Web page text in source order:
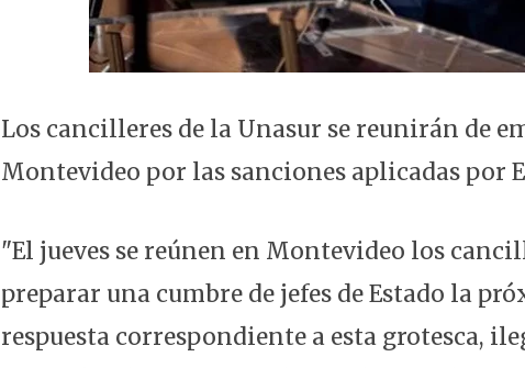
Los cancilleres de la Unasur se reunirán de
Montevideo por las sanciones aplicadas por
"El jueves se reúnen en Montevideo los
preparar una cumbre de jefes de Estado la
respuesta correspondiente a esta grotesca,